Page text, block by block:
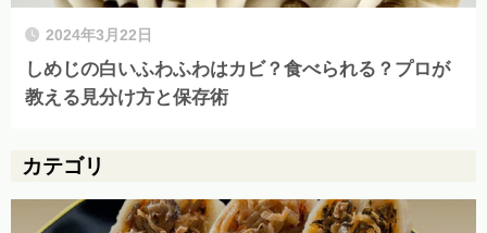
2024年3月22日
しめじの白いふわふわはカビ？食べられる？プロが
教える見分け方と保存術
カテゴリ